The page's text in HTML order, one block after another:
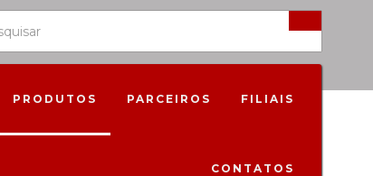
PRODUTOS PARCEIROS FILIAIS
CONTATOS